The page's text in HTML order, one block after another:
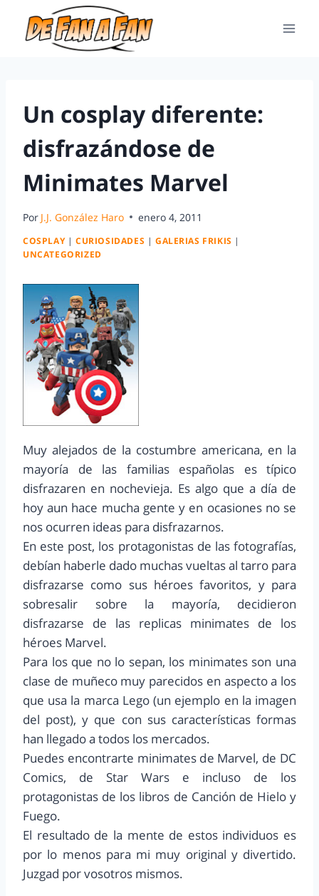
Un cosplay diferente:
disfrazándose de
Minimates Marvel
Por J.J. González Haro enero 4, 2011
COSPLAY| CURIOSIDADES | GALERIAS FRIKIS |
UNCATEGORIZED
Muy alejados de la costumbre americana, en la
mayoría de las familias españolas es típico
disfrazaren en nochevieja. Es algo que a día de
hoy aun hace mucha gente y en ocasiones no se
nos ocurren ideas para disfrazarnos.
En este post, los protagonistas de las fotografías,
debían haberle dado muchas vueltas al tarro para
disfrazarse como sus héroes favoritos, y para
sobresalir sobre la mayoría, decidieron
disfrazarse de las replicas minimates de los
héroes Marvel.
Para los que no lo sepan, los minimates son una
clase de muñeco muy parecidos en aspecto a los
que usa la marca Lego (un ejemplo en la imagen
del post), y que con sus características formas
han llegado a todos los mercados.
Puedes encontrarte minimates de Marvel, de DC
Comics, de Star Wars e incluso de los
protagonistas de los libros de Canción de Hielo y
Fuego.
El resultado de la mente de estos individuos es
por lo menos para mi muy original y divertido.
Juzgad por vosotros mismos.